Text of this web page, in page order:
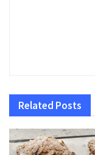
Related Posts